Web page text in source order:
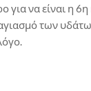
για να είναι η
των